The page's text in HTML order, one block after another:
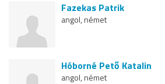
Fazekas Patrik
angol, német
Hóborné Pető Katalin
angol, német